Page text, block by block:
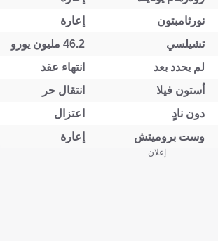
نورثامبتون
إعارة
تشيلسي
46.2 مليون يورو
لم يحدد بعد
انتهاء عقد
أستون فيلا
انتقال حر
دون نادٍ
اعتزال
وست بروميتش إعارة
إعلان